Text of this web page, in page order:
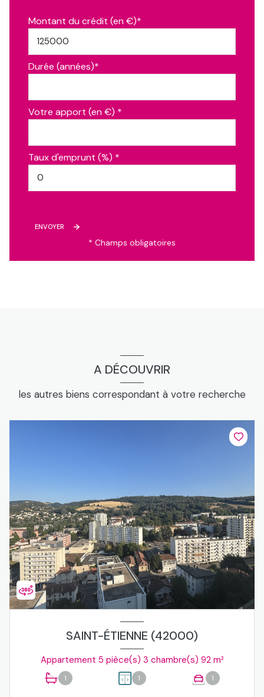
Montant du crédit (en €)*
Durée (années)*
Votre apport (en €) *
Taux d'emprunt (%) *
ENVOYER
* Champs obligatoires
A DÉCOUVRIR
les autres biens correspondant à votre recherche
SAINT-ÉTIENNE (42000)
Appartement 5 pièce(s) 3 chambre(s) 92 m²
1 1 1